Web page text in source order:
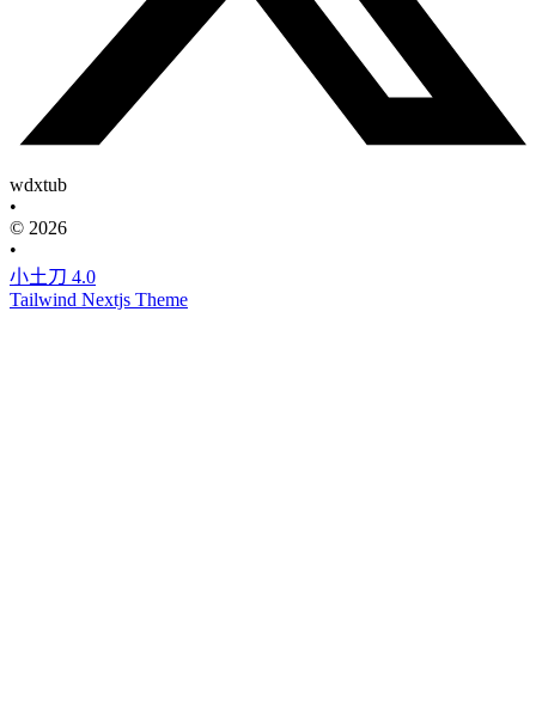
wdxtub
•
© 2026
•
小土刀 4.0
Tailwind Nextjs Theme